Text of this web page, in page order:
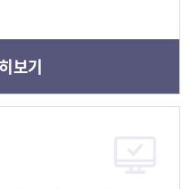
보기